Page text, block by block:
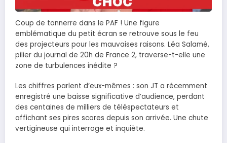
Coup de tonnerre dans le PAF ! Une figure
emblématique du petit écran se retrouve sous le feu
des projecteurs pour les mauvaises raisons. Léa Salamé,
pilier du journal de 20h de France 2, traverse-t-elle une
zone de turbulences inédite ?
Les chiffres parlent d’eux-mêmes : son JT a récemment
enregistré une baisse significative d’audience, perdant
des centaines de milliers de téléspectateurs et
affichant ses pires scores depuis son arrivée. Une chute
vertigineuse qui interroge et inquiète.